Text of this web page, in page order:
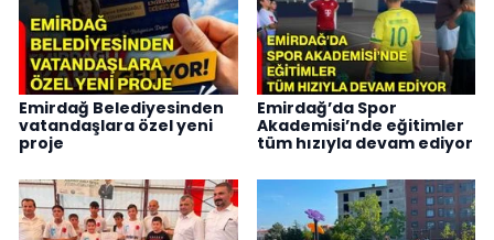
Emirdağ Belediyesinden
vatandaşlara özel yeni
proje
Emirdağ’da Spor
Akademisi’nde eğitimler
tüm hızıyla devam ediyor